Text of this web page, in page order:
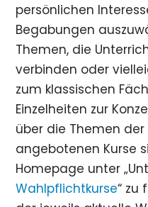
persönlichen
Begabungen
Themen, die
verbinden oder
zum klassischen
Einzelheiten zur
über die Themen
angebotenen Kurse
Homepage unter
Wahlpflichtkurse“ zu